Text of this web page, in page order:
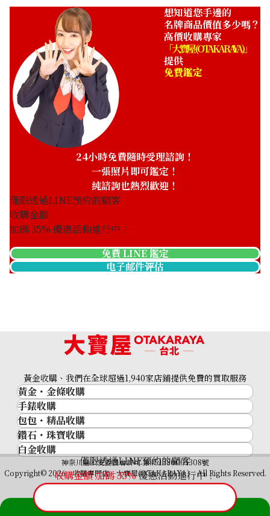
想知道您手邊的
名牌商品價值多少嗎？
高價收購專家
「大寶屋 (OTAKARAYA)」
提供
免費鑑定
24小時免費隨時受理諮詢！
一張照片即可鑑定！
純諮詢也熱烈歡迎！
僅限透過LINE預約的顧客
收購金額
加碼35% 優惠活動進行中！
免費 LINE 鑑定
电子邮件评估
僅限透過LINE預約的顧客
收購金額 加碼35%優惠活動進行中！
黃金收購、我們在全球超過1,940家店鋪提供免費的買取服務
黃金・金條收購
黃金與貴金屬
金的錠
金幣
黃金過去10年
黃金飾品
黃金戒指
黃金項鍊
手錶收購
名牌手錶
Rolex
Patek Philippe
Audemars Piguet
Vacheron Constantin
A. Lange & Söhne
包包・精品收購
品牌精品
Cartier
LOUIS VUITTON
Hermès
CELINE
鑽石・珠寶收購
鑽石･珠寶
祖母綠（翠玉）
紅寶石（紅玉）
藍寶石（蒼玉）
白金收購
神奈川縣公安委員會許可 第451380001308號
Copyright© 2026 收購專門店—大寶屋(OTAKARAYA) All Rights Reserved.